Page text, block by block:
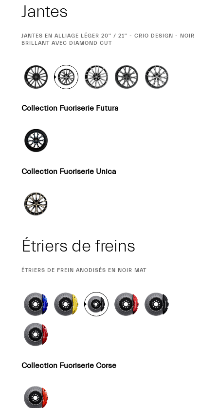
Jantes
SÉLECTION
ACTUELLE
JANTES EN ALLIAGE LÉGER 20'' / 21'' - CRIO DESIGN - NOIR
BRILLANT AVEC DIAMOND CUT
Collection Fuoriserie Futura
Collection Fuoriserie Unica
Étriers de freins
SÉLECTION
ÉTRIERS DE FREIN ANODISÉS EN NOIR MAT
Collection Fuoriserie Corse